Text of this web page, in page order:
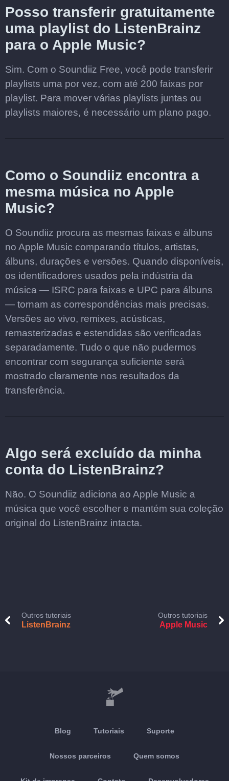
Posso transferir gratuitamente
uma playlist do ListenBrainz
para o Apple Music?
Sim. Com o Soundiiz Free, você pode transferir
playlists uma por vez, com até 200 faixas por
playlist. Para mover várias playlists juntas ou
playlists maiores, é necessário um plano pago.
Como o Soundiiz encontra a
mesma música no Apple
Music?
O Soundiiz procura as mesmas faixas e álbuns
no Apple Music comparando títulos, artistas,
álbuns, durações e versões. Quando disponíveis,
os identificadores usados pela indústria da
música — ISRC para faixas e UPC para álbuns
— tornam as correspondências mais precisas.
Versões ao vivo, remixes, acústicas,
remasterizadas e estendidas são verificadas
separadamente. Tudo o que não pudermos
encontrar com segurança suficiente será
mostrado claramente nos resultados da
transferência.
Algo será excluído da minha
conta do ListenBrainz?
Não. O Soundiiz adiciona ao Apple Music a
música que você escolher e mantém sua coleção
original do ListenBrainz intacta.
Outros tutoriais
ListenBrainz
Outros tutoriais
Apple Music
Blog Tutoriais Suporte
Nossos parceiros Quem somos